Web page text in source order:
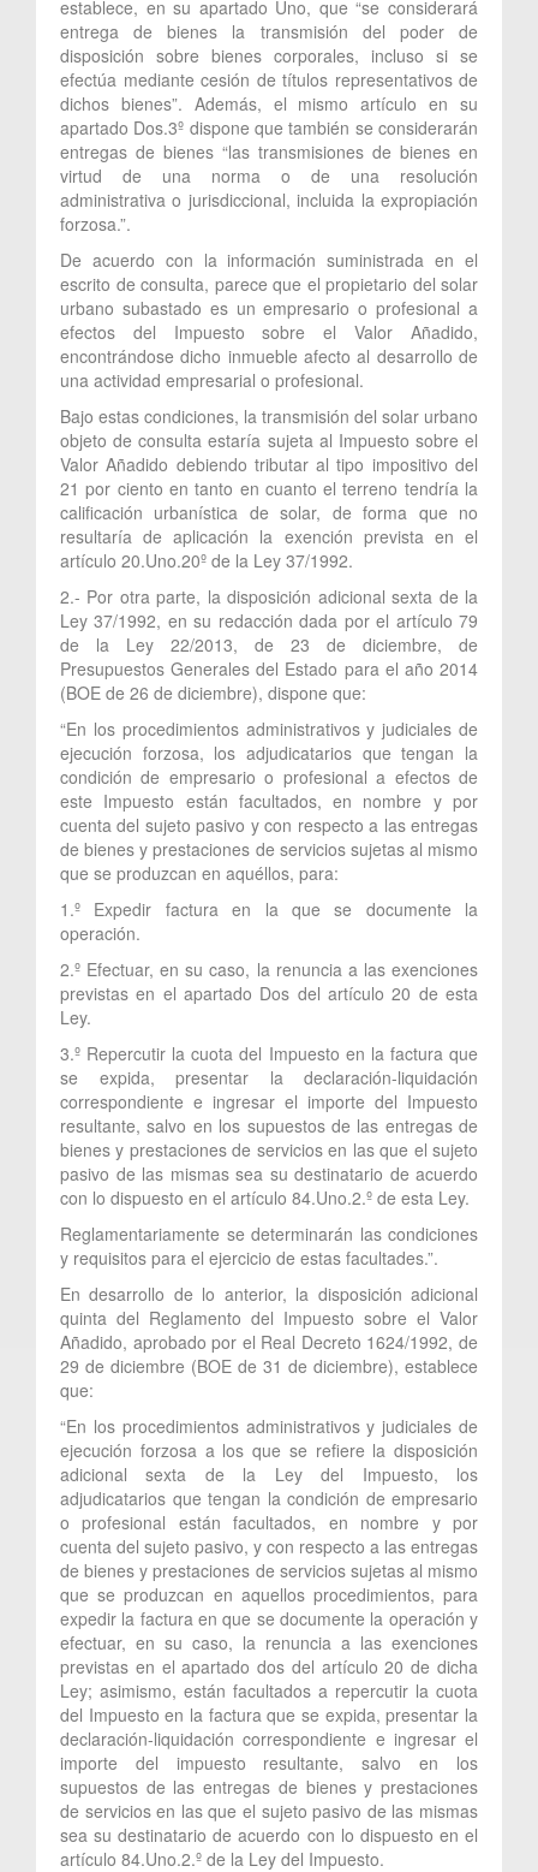
establece, en su apartado Uno, que “se considerará
entrega de bienes la transmisión del poder de
disposición sobre bienes corporales, incluso si se
efectúa mediante cesión de títulos representativos de
dichos bienes”. Además, el mismo artículo en su
apartado Dos.3º dispone que también se considerarán
entregas de bienes “las transmisiones de bienes en
virtud de una norma o de una resolución
administrativa o jurisdiccional, incluida la expropiación
forzosa.”.
De acuerdo con la información suministrada en el
escrito de consulta, parece que el propietario del solar
urbano subastado es un empresario o profesional a
efectos del Impuesto sobre el Valor Añadido,
encontrándose dicho inmueble afecto al desarrollo de
una actividad empresarial o profesional.
Bajo estas condiciones, la transmisión del solar urbano
objeto de consulta estaría sujeta al Impuesto sobre el
Valor Añadido debiendo tributar al tipo impositivo del
21 por ciento en tanto en cuanto el terreno tendría la
calificación urbanística de solar, de forma que no
resultaría de aplicación la exención prevista en el
artículo 20.Uno.20º de la Ley 37/1992.
2.- Por otra parte, la disposición adicional sexta de la
Ley 37/1992, en su redacción dada por el artículo 79
de la Ley 22/2013, de 23 de diciembre, de
Presupuestos Generales del Estado para el año 2014
(BOE de 26 de diciembre), dispone que:
“En los procedimientos administrativos y judiciales de
ejecución forzosa, los adjudicatarios que tengan la
condición de empresario o profesional a efectos de
este Impuesto están facultados, en nombre y por
cuenta del sujeto pasivo y con respecto a las entregas
de bienes y prestaciones de servicios sujetas al mismo
que se produzcan en aquéllos, para:
1.º Expedir factura en la que se documente la
operación.
2.º Efectuar, en su caso, la renuncia a las exenciones
previstas en el apartado Dos del artículo 20 de esta
Ley.
3.º Repercutir la cuota del Impuesto en la factura que
se expida, presentar la declaración-liquidación
correspondiente e ingresar el importe del Impuesto
resultante, salvo en los supuestos de las entregas de
bienes y prestaciones de servicios en las que el sujeto
pasivo de las mismas sea su destinatario de acuerdo
con lo dispuesto en el artículo 84.Uno.2.º de esta Ley.
Reglamentariamente se determinarán las condiciones
y requisitos para el ejercicio de estas facultades.”.
En desarrollo de lo anterior, la disposición adicional
quinta del Reglamento del Impuesto sobre el Valor
Añadido, aprobado por el Real Decreto 1624/1992, de
29 de diciembre (BOE de 31 de diciembre), establece
que:
“En los procedimientos administrativos y judiciales de
ejecución forzosa a los que se refiere la disposición
adicional sexta de la Ley del Impuesto, los
adjudicatarios que tengan la condición de empresario
o profesional están facultados, en nombre y por
cuenta del sujeto pasivo, y con respecto a las entregas
de bienes y prestaciones de servicios sujetas al mismo
que se produzcan en aquellos procedimientos, para
expedir la factura en que se documente la operación y
efectuar, en su caso, la renuncia a las exenciones
previstas en el apartado dos del artículo 20 de dicha
Ley; asimismo, están facultados a repercutir la cuota
del Impuesto en la factura que se expida, presentar la
declaración-liquidación correspondiente e ingresar el
importe del impuesto resultante, salvo en los
supuestos de las entregas de bienes y prestaciones
de servicios en las que el sujeto pasivo de las mismas
sea su destinatario de acuerdo con lo dispuesto en el
artículo 84.Uno.2.º de la Ley del Impuesto.